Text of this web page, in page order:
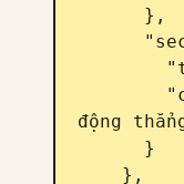
động